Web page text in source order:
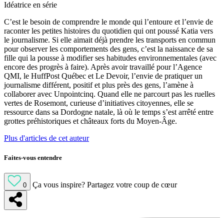
Idéatrice en série
C’est le besoin de comprendre le monde qui l’entoure et l’envie de
raconter les petites histoires du quotidien qui ont poussé Katia vers
le journalisme. Si elle aimait déjà prendre les transports en commun
pour observer les comportements des gens, c’est la naissance de sa
fille qui la pousse à modifier ses habitudes environnementales (avec
encore des progrès à faire). Après avoir travaillé pour l’Agence
QMI, le HuffPost Québec et Le Devoir, l’envie de pratiquer un
journalisme différent, positif et plus près des gens, l’amène à
collaborer avec Unpointcinq. Quand elle ne parcourt pas les ruelles
vertes de Rosemont, curieuse d’initiatives citoyennes, elle se
ressource dans sa Dordogne natale, là où le temps s’est arrêté entre
grottes préhistoriques et châteaux forts du Moyen-Âge.
Plus d'articles de cet auteur
Faites-vous entendre
0 Ça vous inspire? Partagez votre coup de cœur